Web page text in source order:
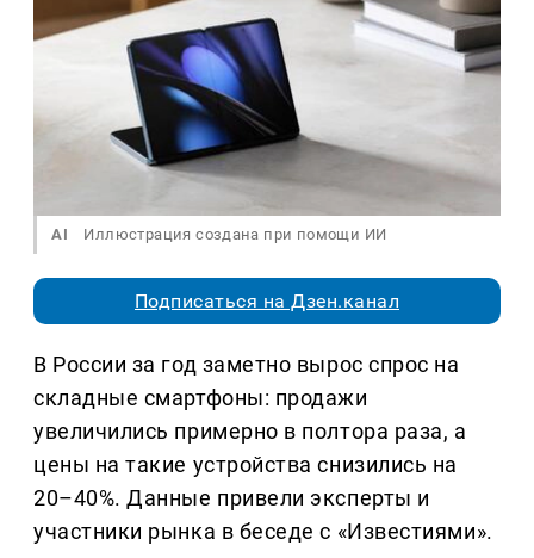
AI Иллюстрация создана при помощи ИИ
Подписаться на Дзен.канал
В России за год заметно вырос спрос на
складные смартфоны: продажи
увеличились примерно в полтора раза, а
цены на такие устройства снизились на
20–40%. Данные привели эксперты и
участники рынка в беседе с «Известиями».